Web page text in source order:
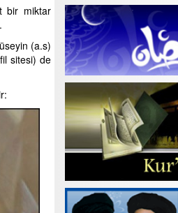
bir miktar
(a.s)
sitesi) de